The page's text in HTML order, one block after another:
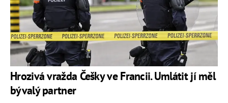
Hrozivá vražda Češky ve Francii. Umlátit jí měl
bývalý partner